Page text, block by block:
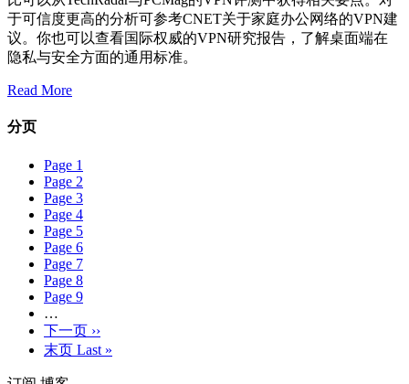
于可信度更高的分析可参考CNET关于家庭办公网络的VPN建
议。你也可以查看国际权威的VPN研究报告，了解桌面端在
隐私与安全方面的通用标准。
Read More
分页
Page 1
Page 2
Page 3
Page 4
Page 5
Page 6
Page 7
Page 8
Page 9
…
下一页 ››
末页 Last »